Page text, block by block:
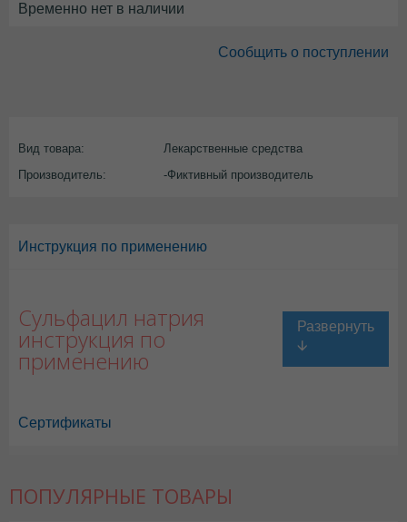
Временно нет в наличии
Сообщить о поступлении
Вид товара:
Лекарственные средства
Производитель:
-Фиктивный производитель
Инструкция по применению
Сульфацил натрия
инструкция по
применению
Сертификаты
ПОПУЛЯРНЫЕ ТОВАРЫ